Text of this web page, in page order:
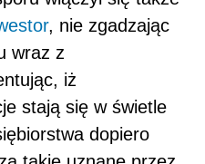
, nie zgadzając
wraz z
iż
stają się w świetle
dopiero